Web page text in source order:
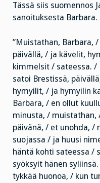
Tässä siis suomennos
sanoituksesta Barbara.
”Muistathan, Barbara,
päivällä, / ja kävelit,
kimmelsit / sateessa. /
satoi Brestissä,
hymyilit, / ja hymyilin
Barbara, / en ollut
minusta, / muistathan,
päivänä, / et unohda, /
suojassa / ja huusi
häntä kohti sateessa /
syöksyit hänen
tykkää huonoa, / kun